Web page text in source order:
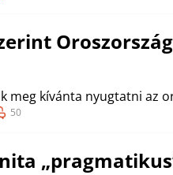
meg kívánta nyugtatni az
50